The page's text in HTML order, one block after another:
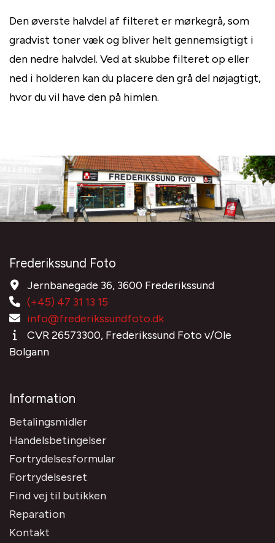
Den øverste halvdel af filteret er mørkegrå, som
gradvist toner væk og bliver helt gennemsigtigt i
den nedre halvdel. Ved at skubbe filteret op eller
ned i holderen kan du placere den grå del nøjagtigt,
hvor du vil have den på himlen.
Frederikssund Foto
Jernbanegade 36, 3600 Frederikssund
(+45) 47 31 13 15
info@frederikssundfoto.dk
CVR 26573300, Frederikssund Foto v/Ole
Bolgann
Information
Betalingsmidler
Handelsbetingelser
Fortrydelsesformular
Fortrydelsesret
Find vej til butikken
Reparation
Kontakt